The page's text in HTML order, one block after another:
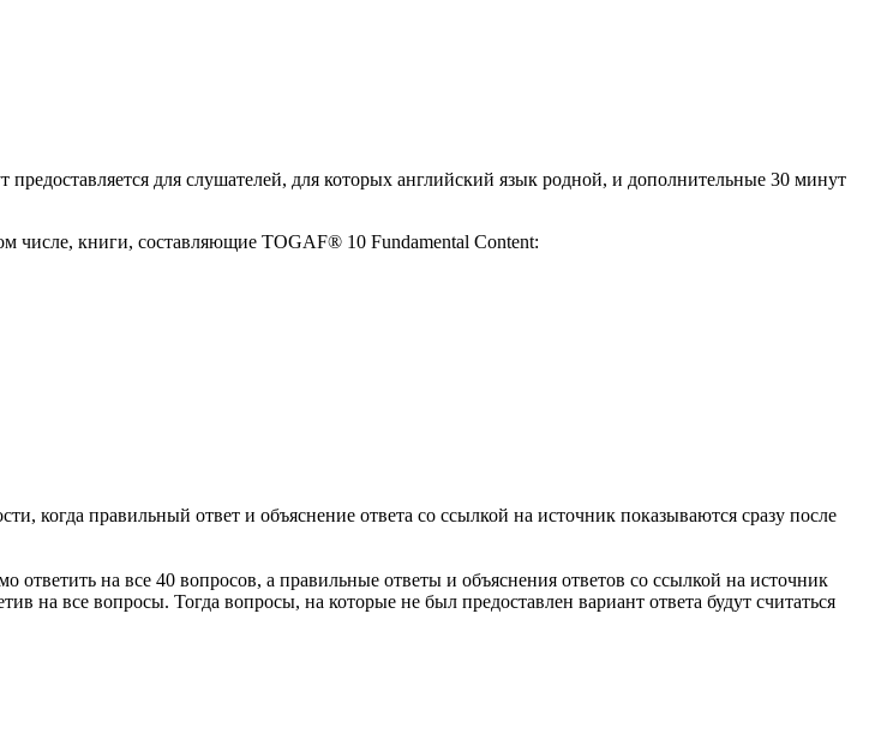
предоставляется для слушателей, для которых английский язык родной, и дополнительные 30 минут
числе, книги, составляющие TOGAF® 10 Fundamental Content:
когда правильный ответ и объяснение ответа со ссылкой на источник показываются сразу после
на все 40 вопросов, а правильные ответы и объяснения ответов со ссылкой на источник
на все вопросы. Тогда вопросы, на которые не был предоставлен вариант ответа будут считаться